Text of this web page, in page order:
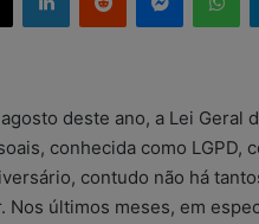
-
m
a
i
deste ano, a Lei Geral
conhecida como LGPD,
contudo não há
Nos últimos meses, em